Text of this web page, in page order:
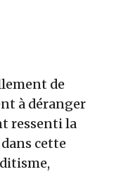
de
à déranger
ressenti la
cette